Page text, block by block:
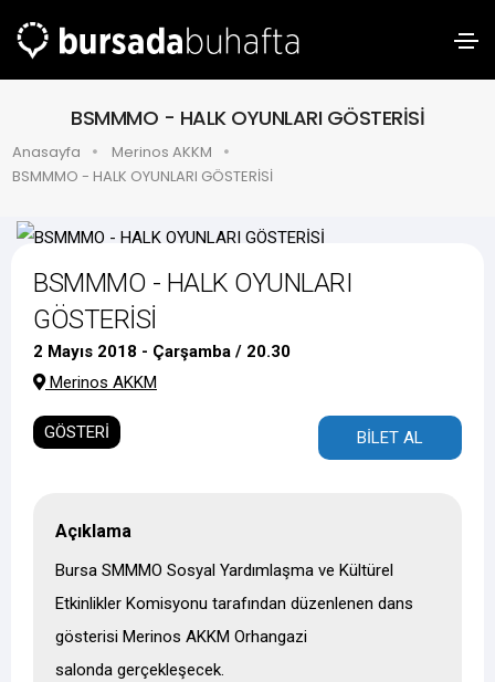
BSMMMO - HALK OYUNLARI GÖSTERİSİ
Anasayfa
Merinos AKKM
BSMMMO - HALK OYUNLARI GÖSTERİSİ
BSMMMO - HALK OYUNLARI
GÖSTERİSİ
2 Mayıs 2018 - Çarşamba / 20.30
Merinos AKKM
GÖSTERİ BİLET AL
Açıklama
Bursa SMMMO Sosyal Yardımlaşma ve Kültürel
Etkinlikler Komisyonu tarafından düzenlenen dans
gösterisi Merinos AKKM Orhangazi
salonda gerçekleşecek.